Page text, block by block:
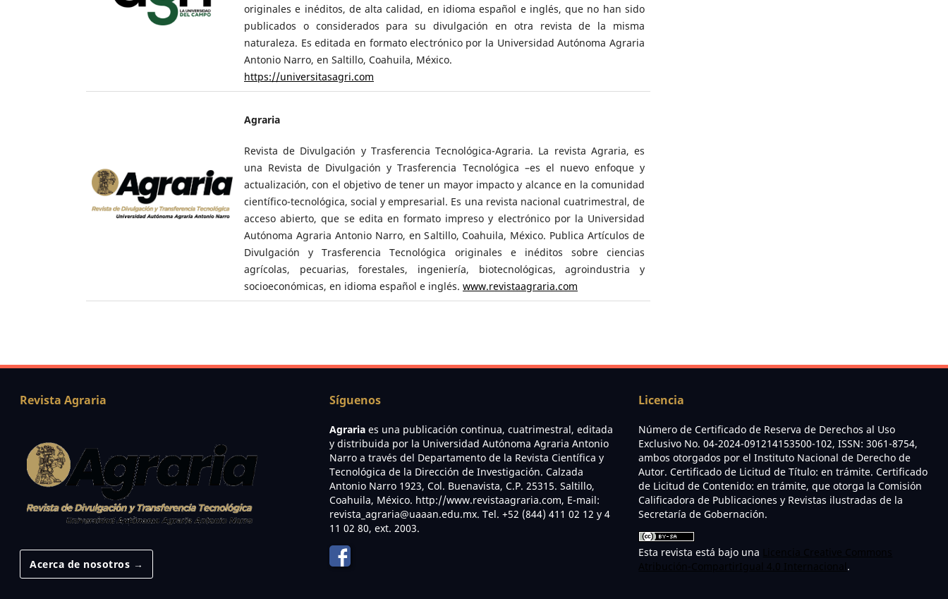
originales e inéditos, de alta calidad, en idioma español e inglés, que no han sido
publicados o considerados para su divulgación en otra revista de la misma
naturaleza. Es editada en formato electrónico por la Universidad Autónoma Agraria
Antonio Narro, en Saltillo, Coahuila, México.
https://universitasagri.com
Agraria
Revista de Divulgación y Trasferencia Tecnológica-Agraria. La revista Agraria, es
una Revista de Divulgación y Trasferencia Tecnológica –es el nuevo enfoque y
actualización, con el objetivo de tener un mayor impacto y alcance en la comunidad
científico-tecnológica, social y empresarial. Es una revista nacional cuatrimestral, de
acceso abierto, que se edita en formato impreso y electrónico por la Universidad
Autónoma Agraria Antonio Narro, en Saltillo, Coahuila, México. Publica Artículos de
Divulgación y Trasferencia Tecnológica originales e inéditos sobre ciencias
agrícolas, pecuarias, forestales, ingeniería, biotecnológicas, agroindustria y
socioeconómicas, en idioma español e inglés. www.revistaagraria.com
Revista Agraria
Acerca de nosotros →
Síguenos
Agrariaes una publicación continua, cuatrimestral, editada
y distribuida por la Universidad Autónoma Agraria Antonio
Narro a través del Departamento de la Revista Científica y
Tecnológica de la Dirección de Investigación. Calzada
Antonio Narro 1923, Col. Buenavista, C.P. 25315. Saltillo,
Coahuila, México. http://www.revistaagraria.com, E-mail:
revista_agraria@uaaan.edu.mx. Tel. +52 (844) 411 02 12 y 4
11 02 80, ext. 2003.
Licencia
Número de Certificado de Reserva de Derechos al Uso
Exclusivo No. 04-2024-091214153500-102, ISSN: 3061-8754,
ambos otorgados por el Instituto Nacional de Derecho de
Autor. Certificado de Licitud de Título: en trámite. Certificado
de Licitud de Contenido: en trámite, que otorga la Comisión
Calificadora de Publicaciones y Revistas ilustradas de la
Secretaría de Gobernación.
Esta revista está bajo una
.